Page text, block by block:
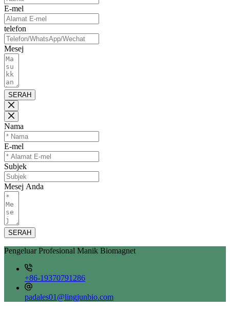
E-mel
telefon
Mesej
SERAH
Nama
E-mel
Subjek
Mesej Anda
SERAH
Pengeluar Profesional Manik Biomagnet
+86-19370791286
padales01@lingjunbio.com